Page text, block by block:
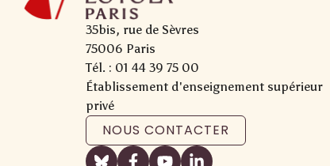
35bis, rue de Sèvres
75006 Paris
Tél. : 01 44 39 75 00
Établissement d'enseignement supérieur
privé
NOUS CONTACTER